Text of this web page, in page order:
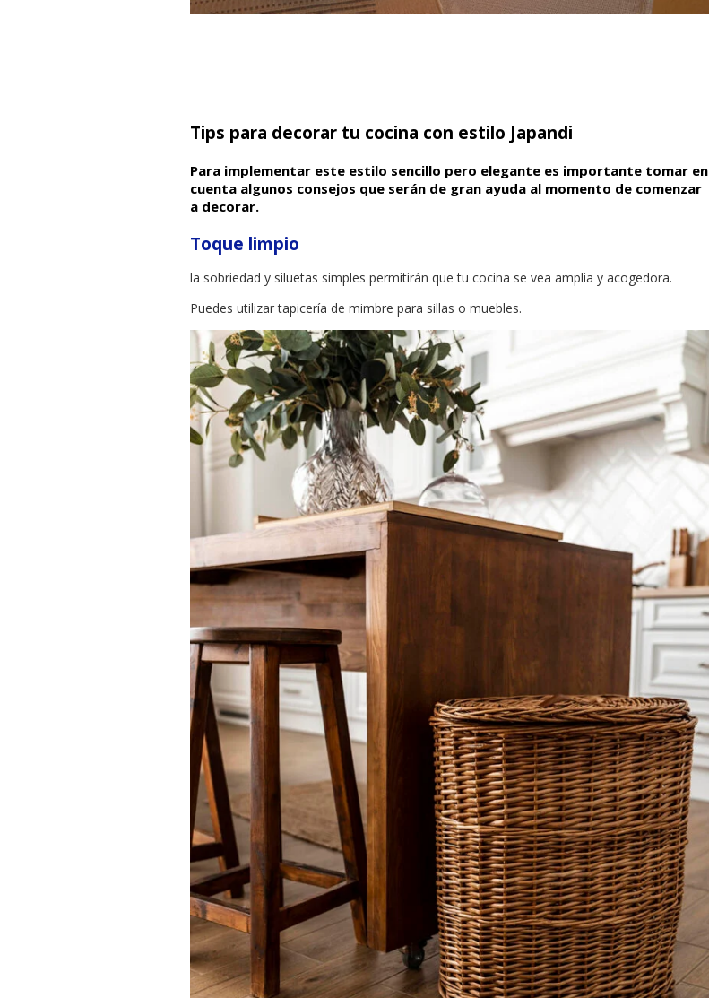
Tips para decorar tu cocina con estilo Japandi
Para implementar este estilo sencillo pero elegante es importante tomar en
cuenta algunos consejos que serán de gran ayuda al momento de comenzar
a decorar.
Toque limpio
la sobriedad y siluetas simples permitirán que tu cocina se vea amplia y acogedora.
Puedes utilizar tapicería de mimbre para sillas o muebles.